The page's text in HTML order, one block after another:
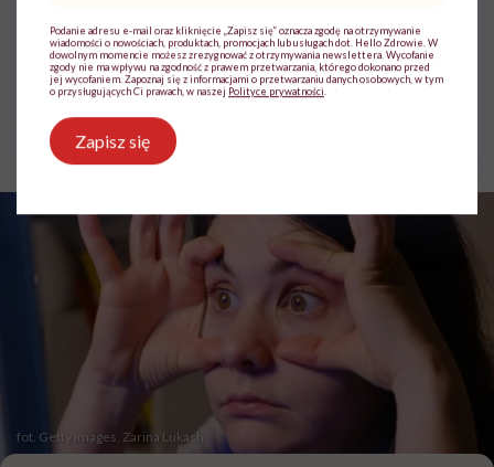
bedtime procrastination
Ewa Podsiadły-Natorska
Opublikowano:
fot. Getty Images, Zarina Lukash
Podanie adresu e-mail oraz kliknięcie „Zapisz się” oznacza zgodę na otrzymywanie
wiadomości o nowościach, produktach, promocjach lub usługach dot. Hello Zdrowie. W
dowolnym momencie możesz zrezygnować z otrzymywania newslettera. Wycofanie
zgody nie ma wpływu na zgodność z prawem przetwarzania, którego dokonano przed
jej wycofaniem. Zapoznaj się z informacjami o przetwarzaniu danych osobowych, w tym
o przysługujących Ci prawach, w naszej Polityce prywatności
Zapisz się